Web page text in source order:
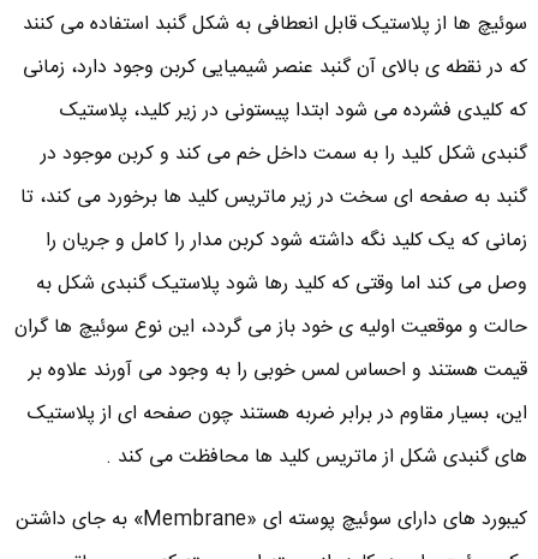
سوئیچ ها از پلاستیک قابل انعطافی به شکل گنبد استفاده می کنند
که در نقطه ی بالای آن گنبد عنصر شیمیایی کربن وجود دارد، زمانی
که کلیدی فشرده می شود ابتدا پیستونی در زیر کلید، پلاستیک
گنبدی شکل کلید را به سمت داخل خم می کند و کربن موجود در
گنبد به صفحه ای سخت در زیر ماتریس کلید ها برخورد می کند، تا
زمانی که یک کلید نگه داشته شود کربن مدار را کامل و جریان را
وصل می کند اما وقتی که کلید رها شود پلاستیک گنبدی شکل به
حالت و موقعیت اولیه ی خود باز می گردد، این نوع سوئیچ ها گران
قیمت هستند و احساس لمس خوبی را به وجود می آورند علاوه بر
این، بسیار مقاوم در برابر ضربه هستند چون صفحه ای از پلاستیک
های گنبدی شکل از ماتریس کلید ها محافظت می کند .
کیبورد های دارای سوئیچ پوسته ای «Membrane» به جای داشتن